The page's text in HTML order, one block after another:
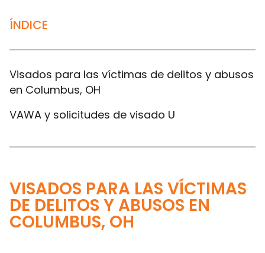
ÍNDICE
Visados para las víctimas de delitos y abusos
en Columbus, OH
VAWA y solicitudes de visado U
VISADOS PARA LAS VÍCTIMAS
DE DELITOS Y ABUSOS EN
COLUMBUS, OH